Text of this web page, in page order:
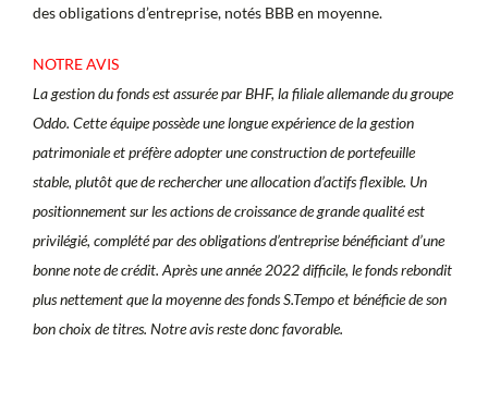
des obligations d’entreprise, notés BBB en moyenne.
NOTRE AVIS
La gestion du fonds est assurée par BHF, la filiale allemande du groupe
Oddo. Cette équipe possède une longue expérience de la gestion
patrimoniale et préfère adopter une construction de portefeuille
stable, plutôt que de rechercher une allocation d’actifs flexible. Un
positionnement sur les actions de croissance de grande qualité est
privilégié, complété par des obligations d’entreprise bénéficiant d’une
bonne note de crédit. Après une année 2022 difficile, le fonds rebondit
plus nettement que la moyenne des fonds S.Tempo et bénéficie de son
bon choix de titres. Notre avis reste donc favorable.